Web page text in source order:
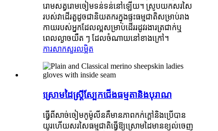
រោមសត្វរោមចៀមទន់ទន់នៅឡើយ។ ស្រូបយកសរសៃ
របស់វាដើរតួដូចជានិយតករក្នុងផ្ទះធម្មជាតិសម្រាប់រាង
កាយរបស់អ្នកដែលល្អសម្រាប់ដើររដូវរងារត្រជាក់ឬ
ពេលល្ងាចយឺត ៗ ដែលចំណាយនៅខាងក្រៅ។
ការសាកសួរលម្អិត
ស្រោមដៃស្ត្រីស្បែកជើងធម្មតានិងបុរាណ
ធ្វើពីសាច់ចៀមកូម៉ូលីនគឺមានភាពកក់ក្តៅនិងប្រើបាន
យូរហើយសរសៃធម្មជាតិធ្វើឱ្យស្រោមដៃមានខ្យល់ចេញ